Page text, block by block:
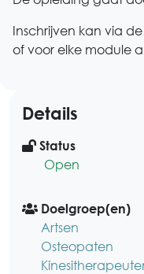
Inschrijven kan via
of voor elke module
Details
Status
Open
Doelgroep(en)
Artsen
Osteopaten